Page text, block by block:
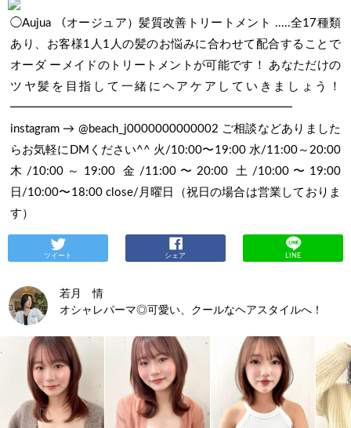
◯Aujua （オージュア）髪質改善トリートメント .....全17種類
あり、お客様1人1人の髪のお悩みに合わせて配合することで
オーダ ーメイドのトリートメントが可能です！ あなただけの
ツヤ髪を目指して一緒にヘアケアしていきましょう！
━━━━━━━━━━━━━━━━━━━━━━━━
instagram → @beach_j0000000000002 ご相談などありました
らお気軽にDMください^^ 火/10:00〜19:00 水/11:00～20:00
木/10:00～19:00 金/11:00〜20:00 土/10:00〜19:00
日/10:00〜18:00 close/月曜日（祝日の場合は営業しておりま
す）
ツイート シェア LINE
若月 情
オシャレパーマ◎可愛い、クールなヘアスタイルへ！